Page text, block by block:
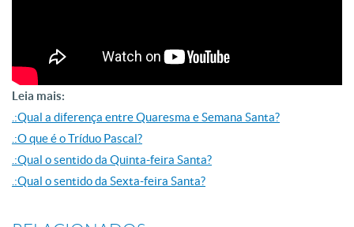
Leia mais:
.:Qual a diferença entre Quaresma e Semana Santa?
.:O que é o Tríduo Pascal?
.:Qual o sentido da Quinta-feira Santa?
.:Qual o sentido da Sexta-feira Santa?